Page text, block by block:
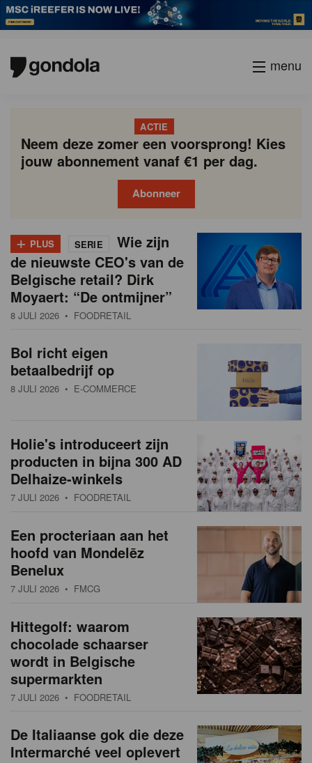
menu
ACTIE
Neem deze zomer een voorsprong! Kies
jouw abonnement vanaf €1 per dag.
Abonneer
N
e
u
s
o
e
c
h
+ PLUS SERIE
Wie zijn
de nieuwste CEO's van de
Belgische retail? Dirk
Moyaert: “De ontmijner”
8 JULI 2026 • FOODRETAIL
Bol richt eigen
betaalbedrijf op
8 JULI 2026 • E-COMMERCE
Holie's introduceert zijn
producten in bijna 300 AD
Delhaize-winkels
7 JULI 2026 • FOODRETAIL
Een procteriaan aan het
hoofd van Mondelēz
Benelux
7 JULI 2026 • FMCG
Hittegolf: waarom
chocolade schaarser
wordt in Belgische
supermarkten
7 JULI 2026 • FOODRETAIL
De Italiaanse gok die deze
Intermarché veel oplevert
P
a
g
i
n
t
i
o
n
Vorige
Page
Page
Page
Page
Current
page
Page
Page
Page
Page
Volgende
academy
society